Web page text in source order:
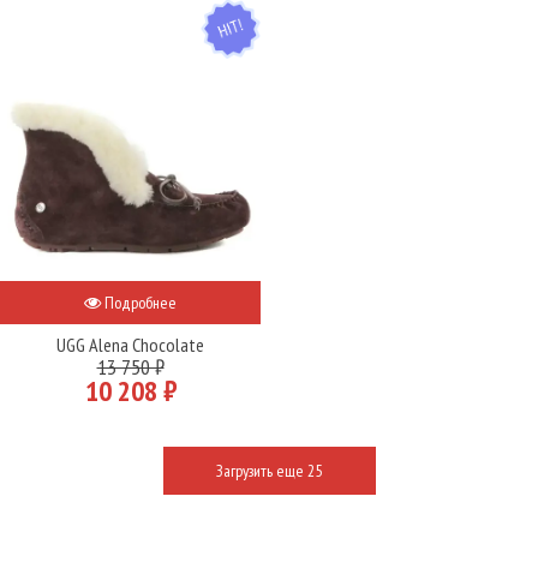
HIT
Подробнее
UGG Alena Chocolate
13 750 ₽
10 208 ₽
Загрузить еще 25